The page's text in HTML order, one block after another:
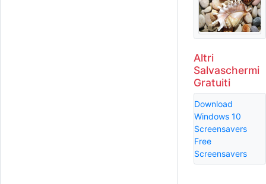
Altri
Salvaschermi
Gratuiti
Download
Windows 10
Screensavers
Free
Screensavers